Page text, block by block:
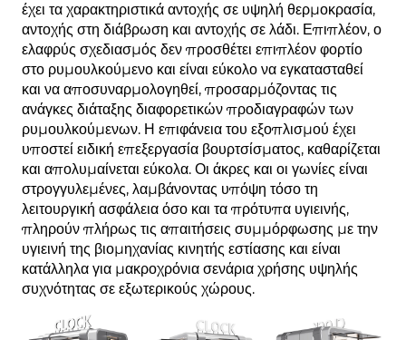
έχει τα χαρακτηριστικά αντοχής σε υψηλή θερμοκρασία,
αντοχής στη διάβρωση και αντοχής σε λάδι. Επιπλέον, ο
ελαφρύς σχεδιασμός δεν προσθέτει επιπλέον φορτίο
στο ρυμουλκούμενο και είναι εύκολο να εγκατασταθεί
και να αποσυναρμολογηθεί, προσαρμόζοντας τις
ανάγκες διάταξης διαφορετικών προδιαγραφών των
ρυμουλκούμενων. Η επιφάνεια του εξοπλισμού έχει
υποστεί ειδική επεξεργασία βουρτσίσματος, καθαρίζεται
και απολυμαίνεται εύκολα. Οι άκρες και οι γωνίες είναι
στρογγυλεμένες, λαμβάνοντας υπόψη τόσο τη
λειτουργική ασφάλεια όσο και τα πρότυπα υγιεινής,
πληρούν πλήρως τις απαιτήσεις συμμόρφωσης με την
υγιεινή της βιομηχανίας κινητής εστίασης και είναι
κατάλληλα για μακροχρόνια σενάρια χρήσης υψηλής
συχνότητας σε εξωτερικούς χώρους.